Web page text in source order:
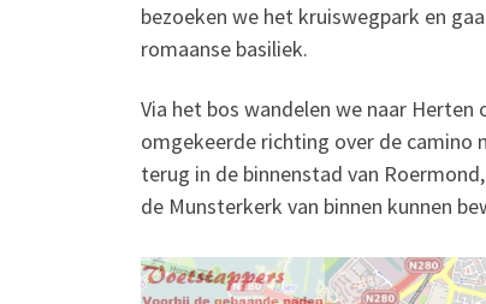
bezoeken we het kruiswegpark en
romaanse basiliek.
Via het bos wandelen we naar Herten
omgekeerde richting over de camino
terug in de binnenstad van
de Munsterkerk van binnen kunnen